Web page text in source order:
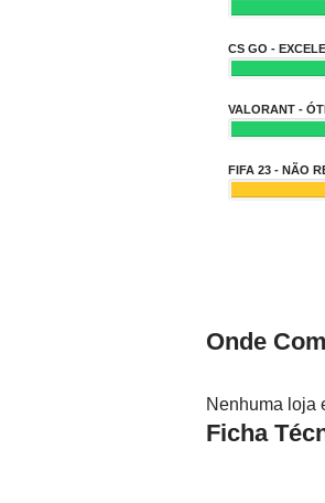
CS GO -
VALORANT -
FIFA 23 - NÃO
Onde
Nenhuma loja
Ficha